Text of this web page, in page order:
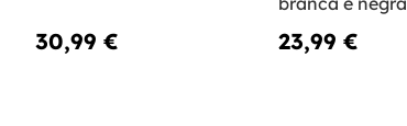
30,99 € 23,99 €